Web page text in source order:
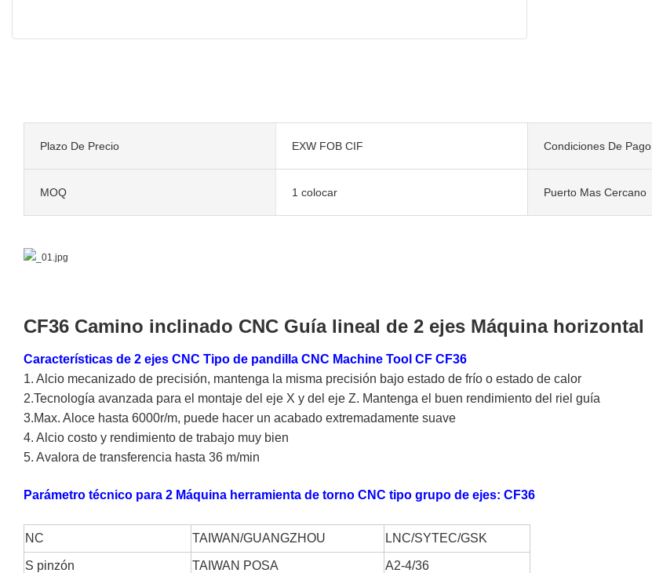
Plazo De Precio EXW FOB CIF Condiciones De Pago
MOQ 1 colocar Puerto Mas Cercano
CF36 Camino inclinado CNC Guía lineal de 2 ejes Máquina horizontal
Características de 2 ejes CNC Tipo de pandilla CNC Machine Tool CF CF36
1. Alcio mecanizado de precisión, mantenga la misma precisión bajo estado de frío o estado de calor
2.Tecnología avanzada para el montaje del eje X y del eje Z. Mantenga el buen rendimiento del riel guía
3.Max. Aloce hasta 6000r/m, puede hacer un acabado extremadamente suave
4. Alcio costo y rendimiento de trabajo muy bien
5. Avalora de transferencia hasta 36 m/min
Parámetro técnico para 2 Máquina herramienta de torno CNC tipo grupo de ejes: CF36
NC TAIWAN/GUANGZHOU LNC/SYTEC/GSK
S pinzón TAIWAN POSA A2-4/36